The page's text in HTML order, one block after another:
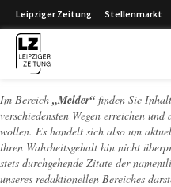
Leipziger Zeitung Stellenmarkt
Im Bereich „Melder“ finden Sie
verschiedensten Wegen erreichen
wollen. Es handelt sich also um
ihren Wahrheitsgehalt hin nicht
stets durchgehende Zitate der
unseres redaktionellen Bereiches